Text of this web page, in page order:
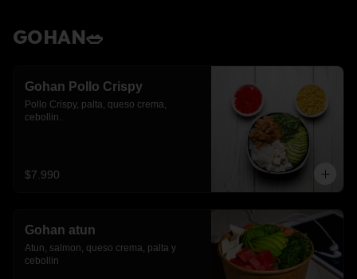
GOHAN🥗
Gohan Pollo Crispy
Pollo Crispy, palta, queso crema,
cebollin.
$7.990
Gohan atun
Atun, salmon, queso crema, palta y
cebollin